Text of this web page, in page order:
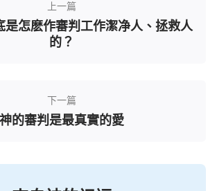
上一篇
是怎麽作審判工作潔净人、拯救人
的？
下一篇
神的審判是最真實的愛